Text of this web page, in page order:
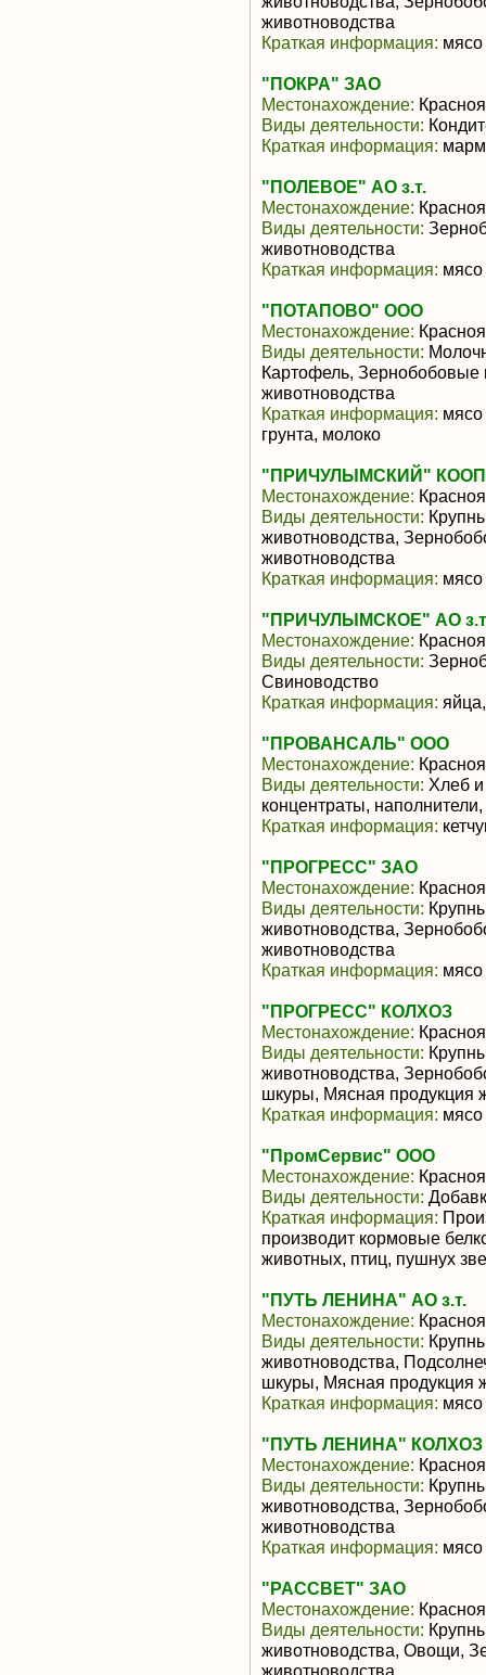
животноводства
Краткая информация: мясо
"ПОКРА" ЗАО
Местонахождение:
Виды деятельности:
Краткая информация:
"ПОЛЕВОЕ" АО з.т.
Местонахождение:
Виды деятельности:
животноводства
Краткая информация: мясо
"ПОТАПОВО" ООО
Местонахождение:
Виды деятельности:
Картофель, Зернобобовые
животноводства
Краткая информация: мясо
грунта, молоко
"ПРИЧУЛЫМСКИЙ"
Местонахождение:
Виды деятельности:
животноводства,
животноводства
Краткая информация: мясо
"ПРИЧУЛЫМСКОЕ" АО
Местонахождение:
Виды деятельности:
Свиноводство
Краткая информация:
"ПРОВАНСАЛЬ" ООО
Местонахождение:
Виды деятельности: Хлеб
концентраты,
Краткая информация:
"ПРОГРЕСС" ЗАО
Местонахождение:
Виды деятельности:
животноводства,
животноводства
Краткая информация: мясо
"ПРОГРЕСС" КОЛХОЗ
Местонахождение:
Виды деятельности:
животноводства,
шкуры, Мясная продукция
Краткая информация: мясо
"ПромСервис" ООО
Местонахождение:
Виды деятельности:
Краткая информация:
производит кормовые
животных, птиц, пушнух
"ПУТЬ ЛЕНИНА" АО з.т.
Местонахождение:
Виды деятельности:
животноводства,
шкуры, Мясная продукция
Краткая информация: мясо
"ПУТЬ ЛЕНИНА" КОЛХОЗ
Местонахождение:
Виды деятельности:
животноводства,
животноводства
Краткая информация: мясо
"РАССВЕТ" ЗАО
Местонахождение:
Виды деятельности:
животноводства, Овощи,
животноводства